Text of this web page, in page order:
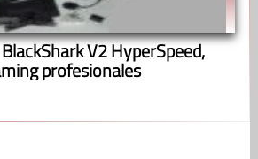
V2 HyperSpeed,
profesionales